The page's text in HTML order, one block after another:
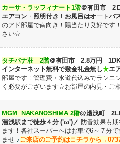
カーサ・ラッフィナート1階＠有田市 2
エアコン・照明付き！お風呂はオートバ
のアド部屋で南向き！陽当たり良好です
さい☆
タチバナ荘 2階＠有田市 2.8万円 1DK
インターネット無料で敷金礼金無し★エ
部屋です！管理費・水道代込みでラン
く必要がございます☆お部屋の内見・ご
MGM NAKANOSHIMA 2階@湯浅町
湯浅駅まで徒歩４分 ('ω')ノ 防音効果も
ます！各社スーパーへはお車で6～７分
ませ ♪ご来店のご予約はコチラから